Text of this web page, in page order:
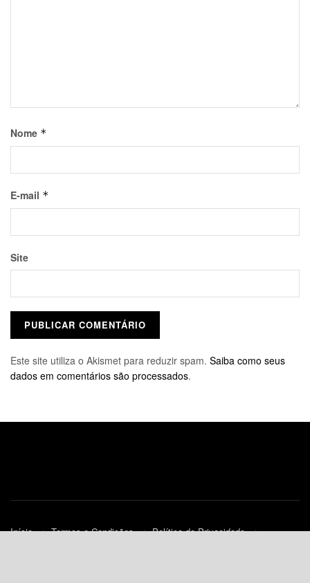
Nome *
E-mail *
Site
Este site utiliza o Akismet para reduzir spam. Saiba como seus
dados em comentários são processados.
Início Termos e Condições
Política de Privacidade